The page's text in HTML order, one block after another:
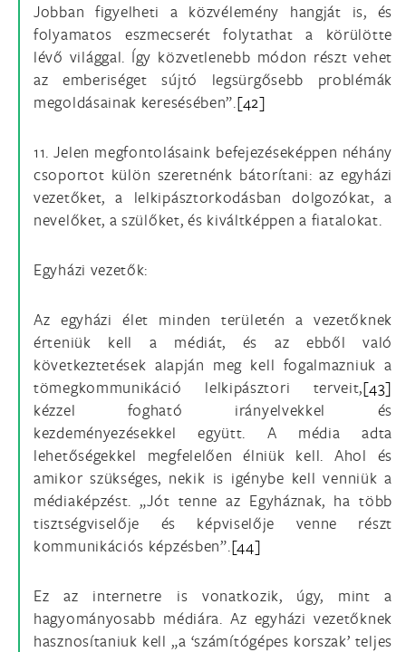
Jobban figyelheti a közvélemény hangját is, és
folyamatos eszmecserét folytathat a körülötte
lévő világgal. Így közvetlenebb módon részt vehet
az emberiséget sújtó legsürgősebb problémák
megoldásainak keresésében”.[42]
11. Jelen megfontolásaink befejezéseképpen néhány
csoportot külön szeretnénk bátorítani: az egyházi
vezetőket, a lelkipásztorkodásban dolgozókat, a
nevelőket, a szülőket, és kiváltképpen a fiatalokat.
Egyházi vezetők:
Az egyházi élet minden területén a vezetőknek
érteniük kell a médiát, és az ebből való
következtetések alapján meg kell fogalmazniuk a
tömegkommunikáció lelkipásztori terveit,[43]
kézzel fogható irányelvekkel és
kezdeményezésekkel együtt. A média adta
lehetőségekkel megfelelően élniük kell. Ahol és
amikor szükséges, nekik is igénybe kell venniük a
médiaképzést. „Jót tenne az Egyháznak, ha több
tisztségviselője és képviselője venne részt
kommunikációs képzésben”.[44]
Ez az internetre is vonatkozik, úgy, mint a
hagyományosabb médiára. Az egyházi vezetőknek
hasznosítaniuk kell „a ‘számítógépes korszak’ teljes